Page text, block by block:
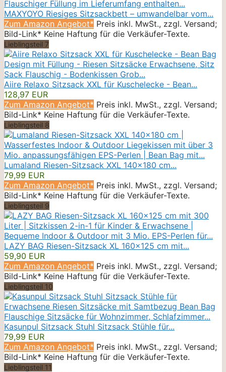
MAXYOYO Riesiges Sitzsackbett – umwandelbar vom...
Zum Amazon Angebot* Preis inkl. MwSt., zzgl. Versand;
Bild-Link* Keine Haftung für die Verkäufer-Texte.
Lieblingsteil 7
Aiire Relaxo Sitzsack XXL für Kuschelecke - Bean...
128,97 EUR
Zum Amazon Angebot* Preis inkl. MwSt., zzgl. Versand;
Bild-Link* Keine Haftung für die Verkäufer-Texte.
Lieblingsteil 8
Lumaland Riesen-Sitzsack XXL 140x180 cm...
79,99 EUR
Zum Amazon Angebot* Preis inkl. MwSt., zzgl. Versand;
Bild-Link* Keine Haftung für die Verkäufer-Texte.
Lieblingsteil 9
LAZY BAG Riesen-Sitzsack XL 160x125 cm mit...
59,90 EUR
Zum Amazon Angebot* Preis inkl. MwSt., zzgl. Versand;
Bild-Link* Keine Haftung für die Verkäufer-Texte.
Lieblingsteil 10
Kasunpul Sitzsack Stuhl Sitzsack Stühle für...
79,99 EUR
Zum Amazon Angebot* Preis inkl. MwSt., zzgl. Versand;
Bild-Link* Keine Haftung für die Verkäufer-Texte.
Lieblingsteil 11